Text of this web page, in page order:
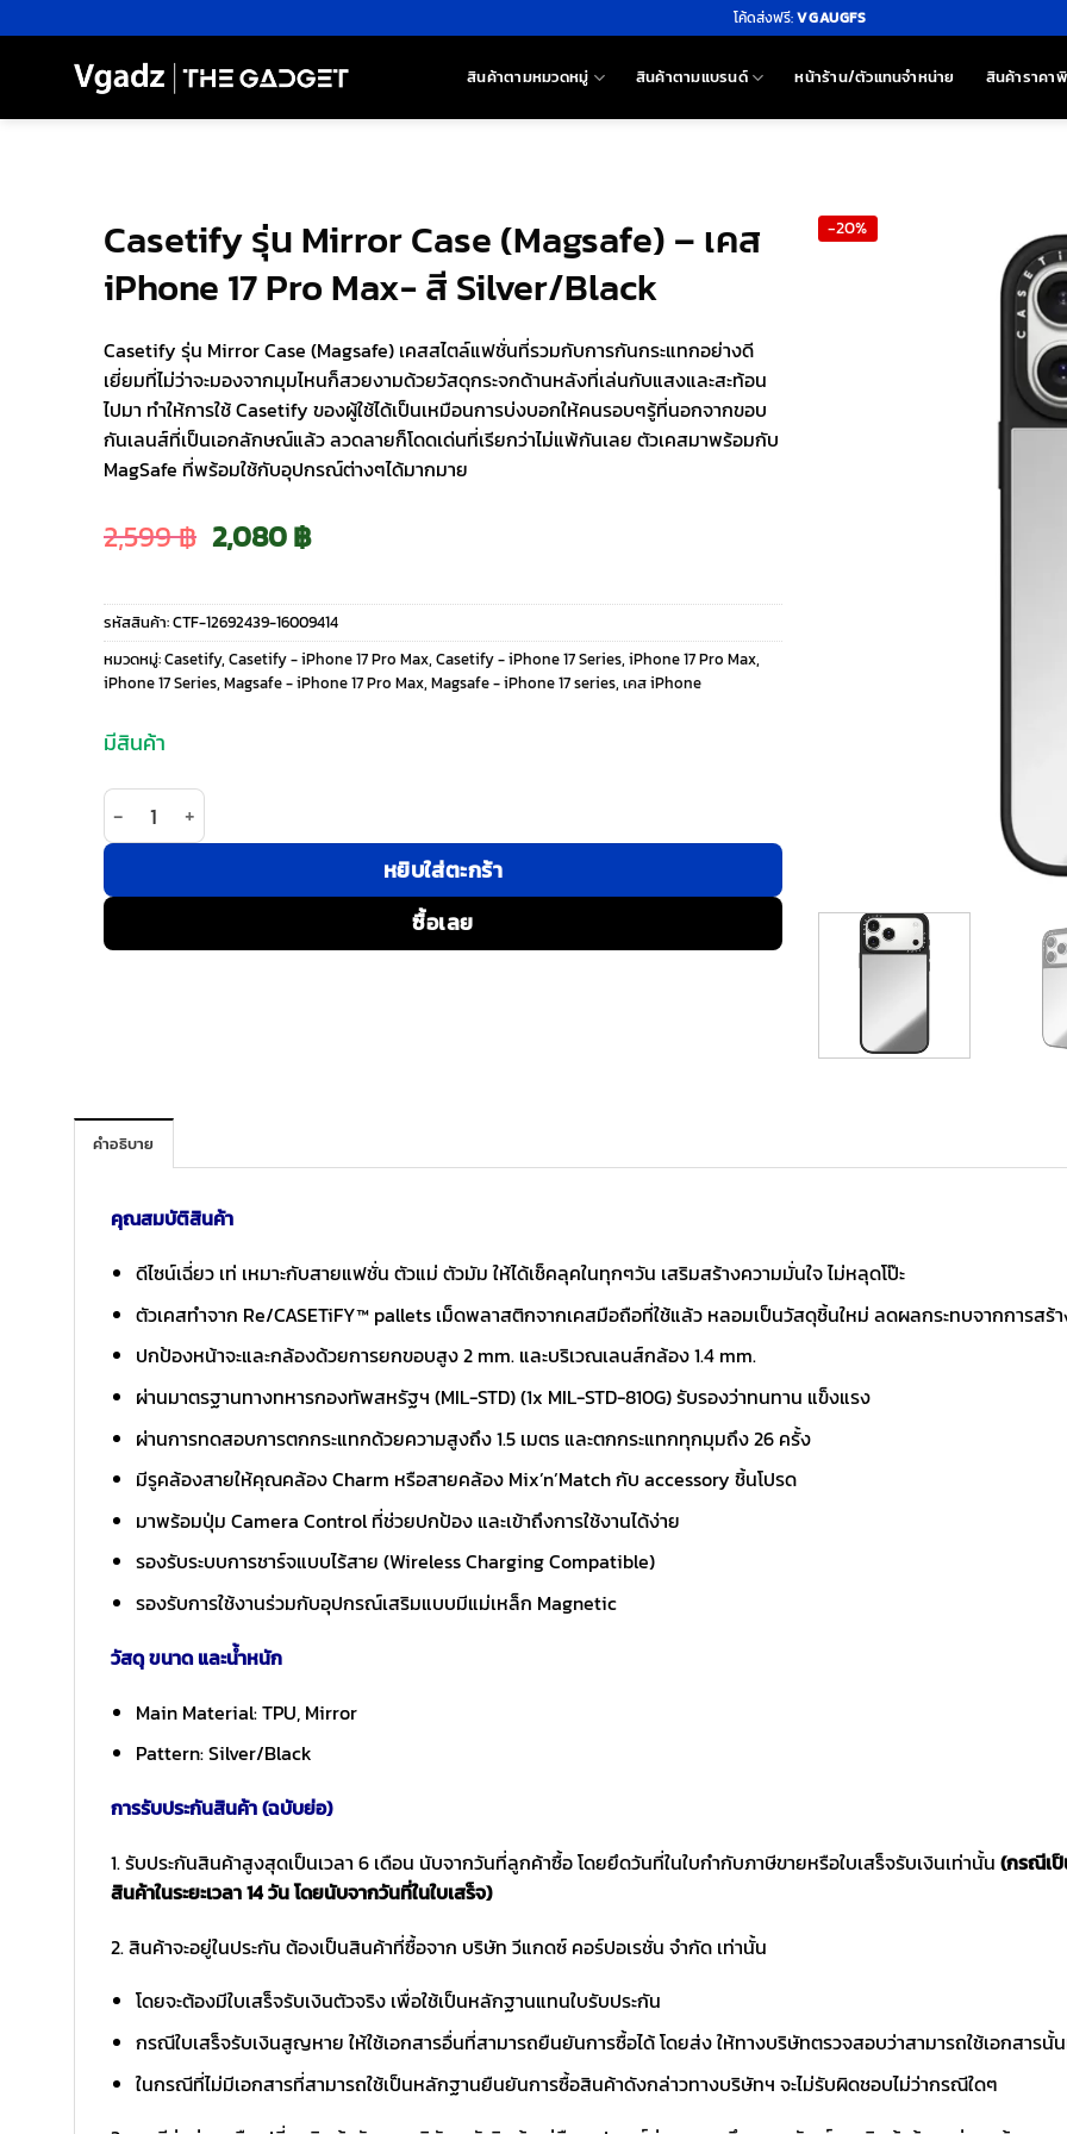
ไป
โค้ดส่งฟรี:VGAUGFS
สินค้าตามหมวดหมู่ สินค้าตามแบรนด์ หน้าร้าน/ตัวแทนจำหน่าย สินค้าราคา
Casetify รุ่น Mirror Case (Magsafe) – เคส
iPhone 17 Pro Max- สี Silver/Black
Casetify รุ่น Mirror Case (Magsafe) เคสสไตล์แฟชั่นที่รวมกับการกันกระแทกอย่างดี
เยี่ยมที่ไม่ว่าจะมองจากมุมไหนก็สวยงามด้วยวัสดุกระจกด้านหลังที่เล่นกับแสงและสะท้อน
ไปมา ทำให้การใช้ Casetify ของผู้ใช้ได้เป็นเหมือนการบ่งบอกให้คนรอบๆรู้ที่นอกจากขอบ
กันเลนส์ที่เป็นเอกลักษณ์แล้ว ลวดลายก็โดดเด่นที่เรียกว่าไม่แพ้กันเลย ตัวเคสมาพร้อมกับ
MagSafe ที่พร้อมใช้กับอุปกรณ์ต่างๆได้มากมาย
2,599฿ Original
price
was:
2,080฿Current
price
is:
รหัสสินค้า:CTF-12692439-16009414
หมวดหมู่:Casetify, Casetify - iPhone 17 Pro Max, Casetify - iPhone 17 Series, iPhone 17 Pro Max,
iPhone 17 Series, Magsafe - iPhone 17 Pro Max, Magsafe - iPhone 17 series, เคส iPhone
มีสินค้า
จำนวน Casetify รุ่น Mirror Case (Magsafe) - เคส iPhone 17 Pro Max- สี Silver/Black ชิ้น
หยิบใส่ตะกร้า
ซื้อเลย
-20%
คำอธิบาย
คุณสมบัติสินค้า
ดีไซน์เฉี่ยว เท่ เหมาะกับสายแฟชั่น ตัวแม่ ตัวมัม ให้ได้เช็คลุคในทุกๆวัน เสริมสร้างความมั่นใจ ไม่หลุดโป๊ะ
ตัวเคสทำจาก Re/CASETiFY™ pallets เม็ดพลาสติกจากเคสมือถือที่ใช้แล้ว หลอมเป็นวัสดุชิ้นใหม่ ลดผลกระทบจากการส
ปกป้องหน้าจะและกล้องด้วยการยกขอบสูง 2 mm. และบริเวณเลนส์กล้อง 1.4 mm.
ผ่านมาตรฐานทางทหารกองทัพสหรัฐฯ (MIL-STD) (1x MIL-STD-810G) รับรองว่าทนทาน แข็งแรง
ผ่านการทดสอบการตกกระแทกด้วยความสูงถึง 1.5 เมตร และตกกระแทกทุกมุมถึง 26 ครั้ง
มีรูคล้องสายให้คุณคล้อง Charm หรือสายคล้อง Mix’n’Match กับ accessory ชิ้นโปรด
มาพร้อมปุ่ม Camera Control ที่ช่วยปกป้อง และเข้าถึงการใช้งานได้ง่าย
รองรับระบบการชาร์จแบบไร้สาย (Wireless Charging Compatible)
รองรับการใช้งานร่วมกับอุปกรณ์เสริมแบบมีแม่เหล็ก Magnetic
วัสดุ ขนาด และน้ำหนัก
Main Material: TPU, Mirror
Pattern: Silver/Black
การรับประกันสินค้า (ฉบับย่อ)
1. รับประกันสินค้าสูงสุดเป็นเวลา 6 เดือน นับจากวันที่ลูกค้าซื้อ โดยยึดวันที่ในใบกำกับภาษีขายหรือใบเสร็จรับเงินเท่านั้น (กรณีเป็
สินค้าในระยะเวลา 14 วัน โดยนับจากวันที่ในใบเสร็จ)
2. สินค้าจะอยู่ในประกัน ต้องเป็นสินค้าที่ซื้อจาก บริษัท วีแกดซ์ คอร์ปอเรชั่น จำกัด เท่านั้น
โดยจะต้องมีใบเสร็จรับเงินตัวจริง เพื่อใช้เป็นหลักฐานแทนใบรับประกัน
กรณีใบเสร็จรับเงินสูญหาย ให้ใช้เอกสารอื่นที่สามารถยืนยันการซื้อได้ โดยส่ง ให้ทางบริษัทตรวจสอบว่าสามารถใช้เอกสารนั้
ในกรณีที่ไม่มีเอกสารที่สามารถใช้เป็นหลักฐานยืนยันการซื้อสินค้าดังกล่าวทางบริษัทฯ จะไม่รับผิดชอบไม่ว่ากรณีใดๆ